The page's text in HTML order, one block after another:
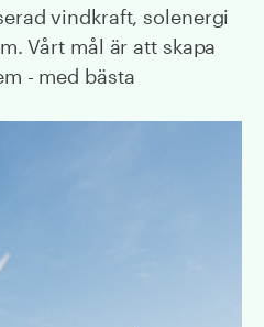
vindkraft, solenergi
Vårt mål är att skapa
- med bästa